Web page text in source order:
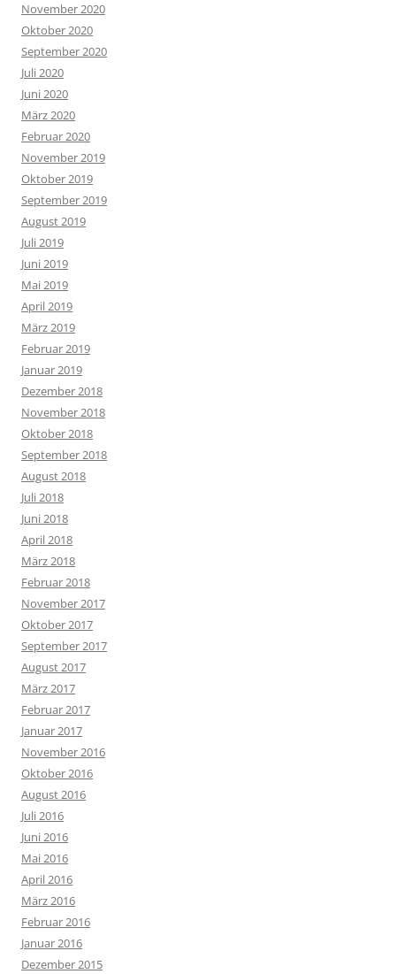
November 2020
Oktober 2020
September 2020
Juli 2020
Juni 2020
März 2020
Februar 2020
November 2019
Oktober 2019
September 2019
August 2019
Juli 2019
Juni 2019
Mai 2019
April 2019
März 2019
Februar 2019
Januar 2019
Dezember 2018
November 2018
Oktober 2018
September 2018
August 2018
Juli 2018
Juni 2018
April 2018
März 2018
Februar 2018
November 2017
Oktober 2017
September 2017
August 2017
März 2017
Februar 2017
Januar 2017
November 2016
Oktober 2016
August 2016
Juli 2016
Juni 2016
Mai 2016
April 2016
März 2016
Februar 2016
Januar 2016
Dezember 2015